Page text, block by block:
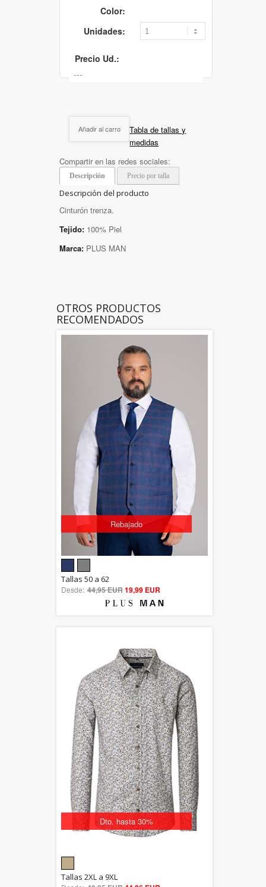
Color:
Unidades:
Precio Ud.:
Añadir al carro
Tabla de tallas y
medidas
Compartir en las redes sociales:
Descripción Precio por talla
Descripción del producto
Cinturón trenza.
Tejido: 100% Piel
Marca: PLUS MAN
OTROS PRODUCTOS
RECOMENDADOS
Rebajado
out of 5
Tallas 50 a 62
Desde: 44,95 EUR19,99 EUR
Dto. hasta 30%
5.00
Tallas 2XL a 9XL